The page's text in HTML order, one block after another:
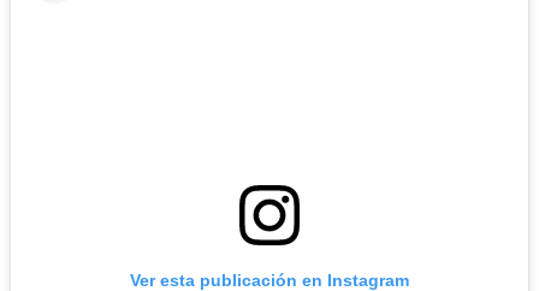
Ver esta publicación en Instagram